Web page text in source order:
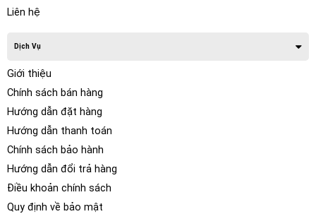
Liên hệ
Dịch Vụ
Giới thiệu
Chính sách bán hàng
Hướng dẫn đặt hàng
Hướng dẫn thanh toán
Chính sách bảo hành
Hướng dẫn đổi trả hàng
Điều khoản chính sách
Quy định về bảo mật